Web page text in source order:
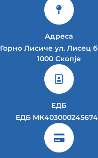
Адреса
Горно Лисиче ул. Лисец
1000 Скопје
ЕДБ
ЕДБ